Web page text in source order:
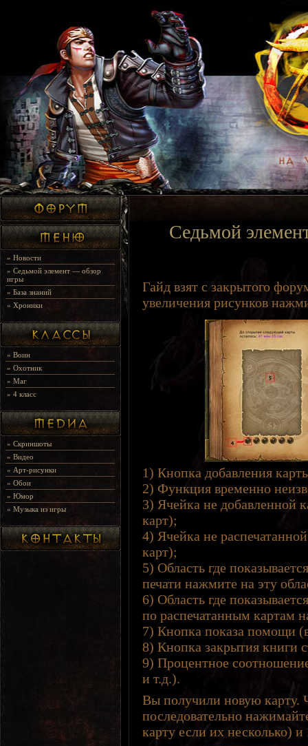
» Новости
» Седьмой элемент — обзор
игры
» База знаний
» Хроники
» Воин
» Охотник
» Маг
» 4 класс
» Скриншоты
» Видео
» Арт-рисунки
» Обои
» Юмор
» Музыка из игры
Седьмой
Гайд взят с закрытого
увеличения рисунков
1) Кнопка добавления
2) Функция временно
3) Ячейка не добавленной
карт);
4) Ячейка не
карт);
5) Область где
печати нажмите на эту
6) Область где
по распечатанным картам
7) Кнопка показа помощи
8) Кнопка закрытия книги
9) Процентное
и т.д.).
Вы получили новую карту.
последовательно
карту если их несколько) и